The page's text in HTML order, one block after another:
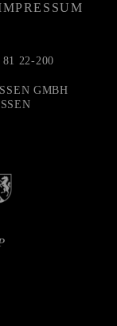
22-200
GMBH